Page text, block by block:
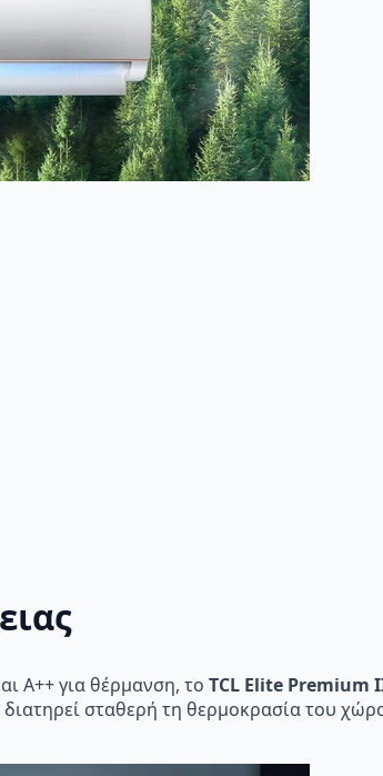
A++ για θέρμανση, το TCL Elite Premium
σταθερή τη θερμοκρασία του